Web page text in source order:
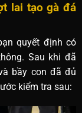
lai tạo gà đá
quyết định có
Sau khi đã
bầy con đã đủ
kiểm tra sau: